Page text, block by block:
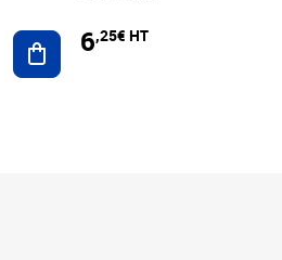
Ajouter au panier
6,25€ HT